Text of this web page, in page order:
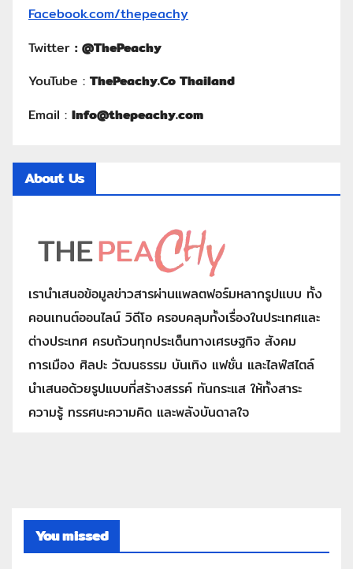
Facebook.com/thepeachy
Twitter : @ThePeachy
YouTube : ThePeachy.Co Thailand
Email : Info@thepeachy.com
About Us
เรานำเสนอข้อมูลข่าวสารผ่านแพลตฟอร์มหลากรูปแบบ ทั้ง
คอนเทนต์ออนไลน์ วิดีโอ ครอบคลุมทั้งเรื่องในประเทศและ
ต่างประเทศ ครบถ้วนทุกประเด็นทางเศรษฐกิจ สังคม
การเมือง ศิลปะ วัฒนธรรม บันเทิง แฟชั่น และไลฟ์สไตล์
นำเสนอด้วยรูปแบบที่สร้างสรรค์ ทันกระแส ให้ทั้งสาระ
ความรู้ ทรรศนะความคิด และพลังบันดาลใจ
You missed